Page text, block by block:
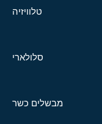
טלוויזיה
סלולארי
מבשלים כשר